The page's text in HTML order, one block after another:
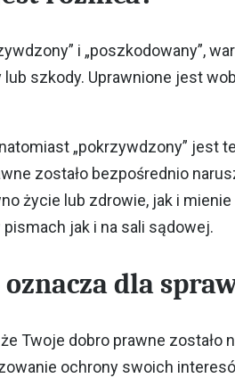
i „poszkodowany”,
szkody. Uprawnione jest
„pokrzywdzony” jest
zostało bezpośrednio
życie lub zdrowie, jak i
jak i na sali sądowej.
dla
Twoje dobro prawne
ochrony swoich